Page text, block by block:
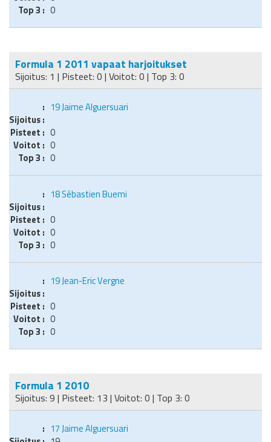
0
Formula 1 2011 vapaat harjoitukset
Sijoitus: 1 | Pisteet: 0 | Voitot: 0 | Top 3: 0
19Jaime Alguersuari
0
0
0
18Sébastien Buemi
0
0
0
19Jean-Eric Vergne
0
0
0
Formula 1 2010
Sijoitus: 9 | Pisteet: 13 | Voitot: 0 | Top 3: 0
17Jaime Alguersuari